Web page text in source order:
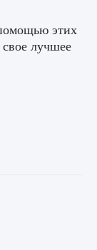
этих
лучшее